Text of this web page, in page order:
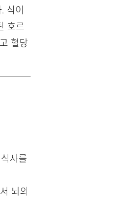
식이
호르
혈당
사를
뇌의